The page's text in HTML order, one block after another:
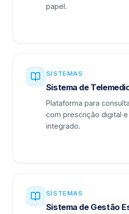
papel.
SISTEMAS
Sistema de
Plataforma para
com prescrição digital
integrado.
SISTEMAS
Sistema de Gestão